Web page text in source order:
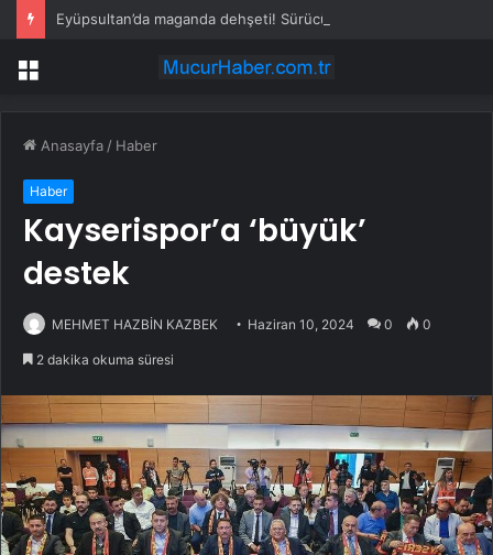
Menü
Anasayfa / Haber
Haber
Kayserispor’a ‘büyük’
destek
MEHMET HAZBİN KAZBEK Haziran 10, 2024 0 0
2 dakika okuma süresi